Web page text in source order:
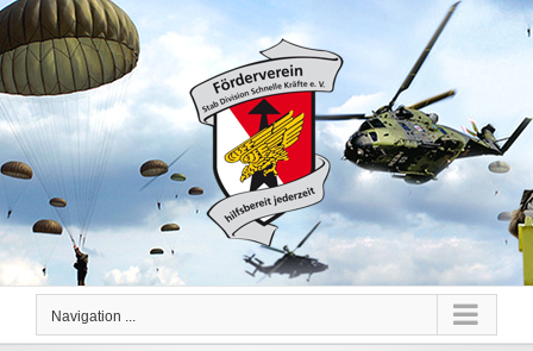
Skip
content
Navigation ...